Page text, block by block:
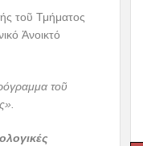
τοῦ Τμήματος
Ἀνοικτό
τοῦ